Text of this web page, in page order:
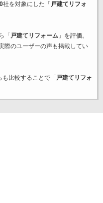
社を対象にした「 戸建てリフォ
「 戸建てリフォーム」を評価。
際のユーザーの声も掲載してい
比較することで「 戸建てリフォ